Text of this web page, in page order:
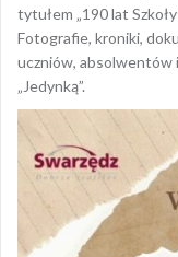
tytułem „190 lat
Fotografie, kroniki,
uczniów, absolwentów
„Jedynką”.